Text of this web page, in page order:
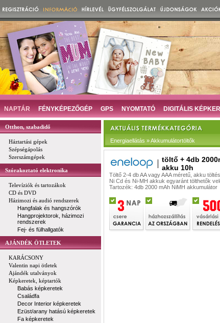
NAPTÁR FÉNYKÉPEZŐGÉP GPS NYOMTATÓ DIGITÁLIS
Otthon, szabadidő
Háztartási gépek
Szépségápolás
Szerszámgépek
Szórakoztató elektronika
Televíziók és tartozákok
CD és DVD
Házimozi és audió rendszerek
Hangfalak és hangszórók
Hangprojektorok, házimozi
rendszerek
Fej- és fülhallgatók
AJÁNDÉK ÖTLETEK
KARÁCSONY
Valentin napi ötletek
Ajándék utalványok
Képkeretek, képtartók
Babás képkeretek
Családfa
Decor Interior képkeretek
Ezüst/arany hatású képkeretek
Fa képkeretek
Energiaellátás » Akkumulátortöltők
töltő + 4db
akku 10h
Töltő 2-4 db AA vagy AAA méretű, akku
Ni Cd és Ni-MH akkuk egyaránt tölthetők
Tartozék: 4db 2000 mAh NiMH akkumulátor